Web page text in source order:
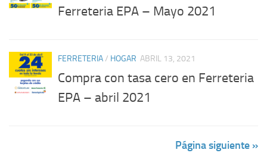
Ferreteria EPA – Mayo 2021
FERRETERIA/ HOGAR ABRIL 13, 2021
Compra con tasa cero en Ferreteria
EPA – abril 2021
Página siguiente »